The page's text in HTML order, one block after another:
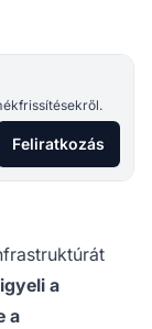
Feliratkozás
a
a